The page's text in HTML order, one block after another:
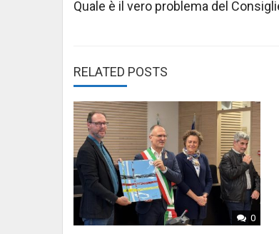
navigation
Quale è il vero problema del
RELATED POSTS
0